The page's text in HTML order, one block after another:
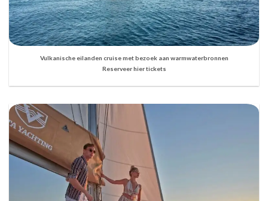
Vulkanische eilanden cruise met bezoek aan warmwaterbronnen
Reserveer hier tickets